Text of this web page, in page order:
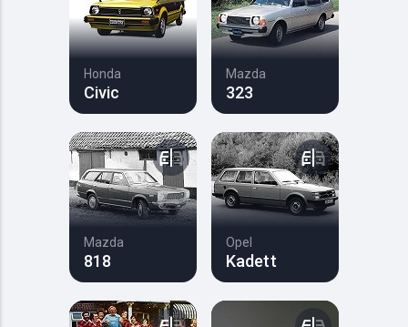
Honda
Civic
Mazda
323
Mazda
818
Opel
Kadett